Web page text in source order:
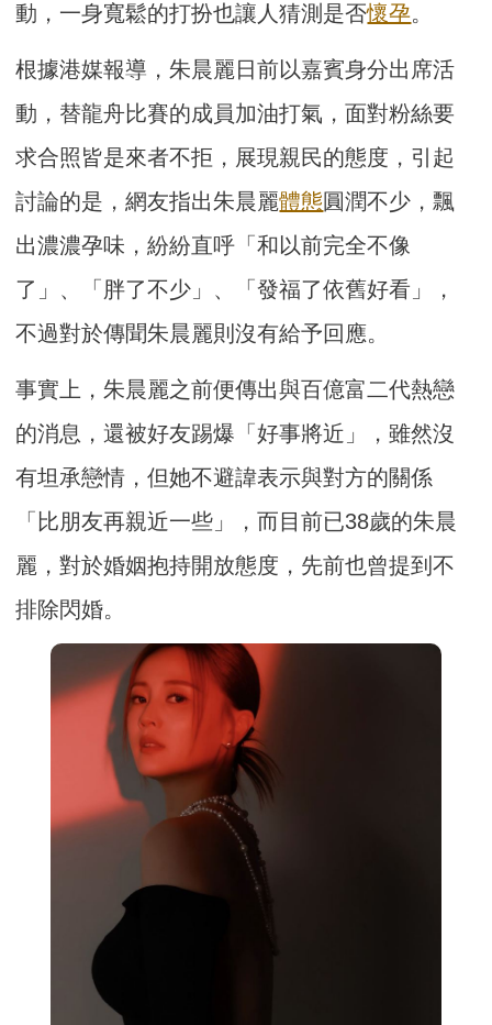
動，一身寬鬆的打扮也讓人猜測是否懷孕。
根據港媒報導，朱晨麗日前以嘉賓身分出席活
動，替龍舟比賽的成員加油打氣，面對粉絲要
求合照皆是來者不拒，展現親民的態度，引起
討論的是，網友指出朱晨麗體態圓潤不少，飄
出濃濃孕味，紛紛直呼「和以前完全不像
了」、「胖了不少」、「發福了依舊好看」，
不過對於傳聞朱晨麗則沒有給予回應。
事實上，朱晨麗之前便傳出與百億富二代熱戀
的消息，還被好友踢爆「好事將近」，雖然沒
有坦承戀情，但她不避諱表示與對方的關係
「比朋友再親近一些」，而目前已38歲的朱晨
麗，對於婚姻抱持開放態度，先前也曾提到不
排除閃婚。